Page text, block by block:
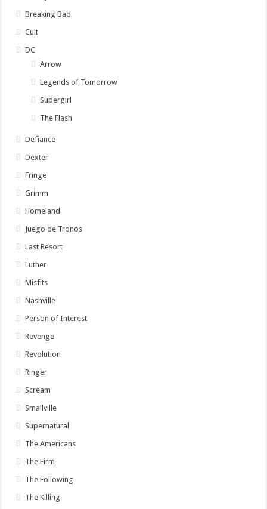
Breaking Bad
Cult
DC
Arrow
Legends of Tomorrow
Supergirl
The Flash
Defiance
Dexter
Fringe
Grimm
Homeland
Juego de Tronos
Last Resort
Luther
Misfits
Nashville
Person of Interest
Revenge
Revolution
Ringer
Scream
Smallville
Supernatural
The Americans
The Firm
The Following
The Killing